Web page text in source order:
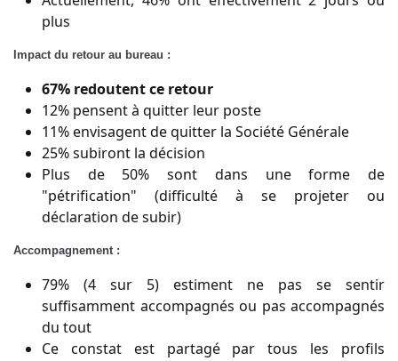
plus
Impact du retour au bureau :
67% redoutent ce retour
12% pensent à quitter leur poste
11% envisagent de quitter la Société Générale
25% subiront la décision
Plus de 50% sont dans une forme de
"pétrification" (difficulté à se projeter ou
déclaration de subir)
Accompagnement :
79% (4 sur 5) estiment ne pas se sentir
suffisamment accompagnés ou pas accompagnés
du tout
Ce constat est partagé par tous les profils